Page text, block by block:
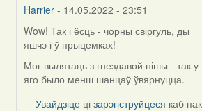
Harrier - 14.05.2022 - 23:51
In
reply
to
by
Wow! Так і ёсць - чорны свіргуль, ды
яшчэ і ў прыцемках!
Мог вылятаць з гнездавой нішы - так у
яго было менш шанцаў ўвярнуцца.
Увайдзіце цізарэгіструйцеся каб